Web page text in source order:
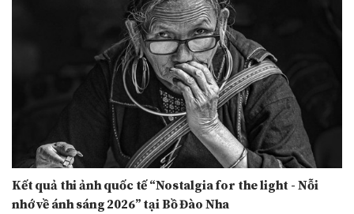
Kết quả thi ảnh quốc tế “Nostalgia for the light - Nỗi
nhớ về ánh sáng 2026” tại Bồ Đào Nha